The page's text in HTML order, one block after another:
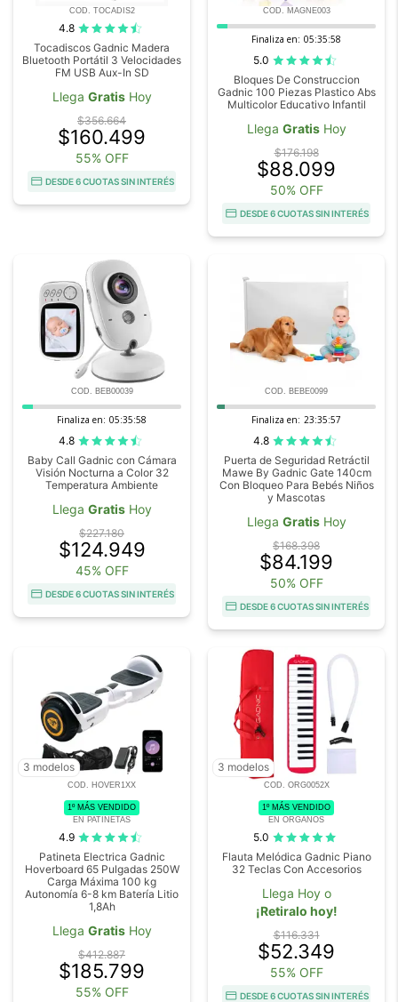
COD. TOCADIS2
4.8
Tocadiscos Gadnic Madera
Bluetooth Portátil 3 Velocidades
FM USB Aux-In SD
Llega GratisHoy
$356.664
$160.499
55% OFF
DESDE 6 CUOTAS SIN INTERÉS
COD. MAGNE003
Finaliza en: 05:35:57
5.0
Bloques De Construccion
Gadnic 100 Piezas Plastico Abs
Multicolor Educativo Infantil
Llega GratisHoy
$176.198
$88.099
50% OFF
DESDE 6 CUOTAS SIN INTERÉS
COD. BEB00039
Finaliza en: 05:35:57
4.8
Baby Call Gadnic con Cámara
Visión Nocturna a Color 32
Temperatura Ambiente
Llega GratisHoy
$227.180
$124.949
45% OFF
DESDE 6 CUOTAS SIN INTERÉS
COD. BEBE0099
Finaliza en: 23:35:56
4.8
Puerta de Seguridad Retráctil
Mawe By Gadnic Gate 140cm
Con Bloqueo Para Bebés Niños
y Mascotas
Llega GratisHoy
$168.398
$84.199
50% OFF
DESDE 6 CUOTAS SIN INTERÉS
3 modelos
COD. HOVER1XX
1º MÁS VENDIDO
EN PATINETAS
4.9
Patineta Electrica Gadnic
Hoverboard 65 Pulgadas 250W
Carga Máxima 100 kg
Autonomía 6-8 km Batería Litio
1,8Ah
Llega GratisHoy
$412.887
$185.799
55% OFF
3 modelos
COD. ORG0052X
1º MÁS VENDIDO
EN ORGANOS
5.0
Flauta Melódica Gadnic Piano
32 Teclas Con Accesorios
Llega Hoy o
¡Retiralo hoy!
$116.331
$52.349
55% OFF
DESDE 6 CUOTAS SIN INTERÉS